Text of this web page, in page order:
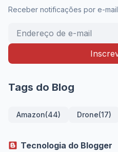
Receber notificações por e-mail
Tags do Blog
Amazon(44) Drone(17)
Tecnologia do Blogger